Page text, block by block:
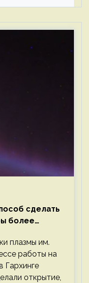
сделать
более
плазмы им.
работы на
Гархинге
открытие,